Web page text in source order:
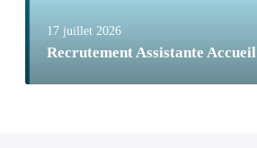
17 juillet 2026
Recrutement Assistante Accueil